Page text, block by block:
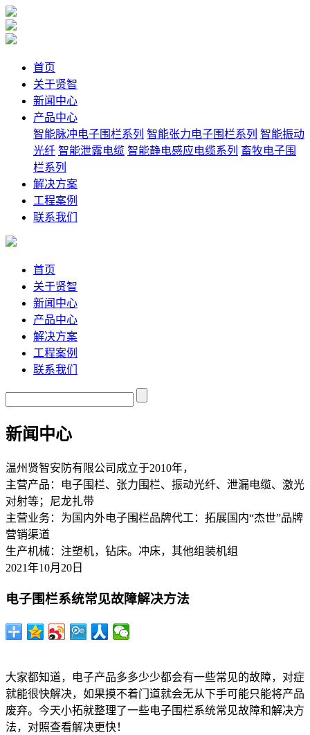
首页
关于贤智
新闻中心
产品中心
智能脉冲电子围栏系列 智能张力电子围栏系列 智能振动
光纤 智能泄露电缆 智能静电感应电缆系列 畜牧电子围
栏系列
解决方案
工程案例
联系我们
首页
关于贤智
新闻中心
产品中心
解决方案
工程案例
联系我们
新闻中心
温州贤智安防有限公司成立于2010年，
主营产品：电子围栏、张力围栏、振动光纤、泄漏电缆、激光
对射等；尼龙扎带
主营业务：为国内外电子围栏品牌代工：拓展国内“杰世”品牌
营销渠道
生产机械：注塑机，钻床。冲床，其他组装机组
2021年10月20日
电子围栏系统常见故障解决方法
大家都知道，电子产品多多少少都会有一些常见的故障，对症
就能很快解决，如果摸不着门道就会无从下手可能只能将产品
废弃。今天小拓就整理了一些电子围栏系统常见故障和解决方
法，对照查看解决更快！